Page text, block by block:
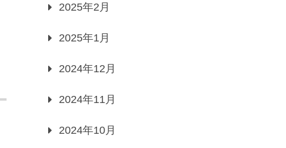
2025年2月
2025年1月
2024年12月
2024年11月
2024年10月